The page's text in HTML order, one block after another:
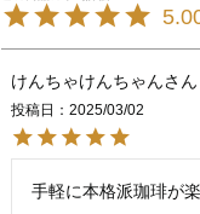
けんちゃけんちゃん
投稿日
2025/03/02
手軽に本格派珈琲が